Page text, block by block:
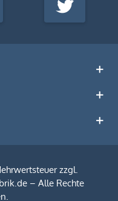
Twitter
zzgl.
– Alle Rechte